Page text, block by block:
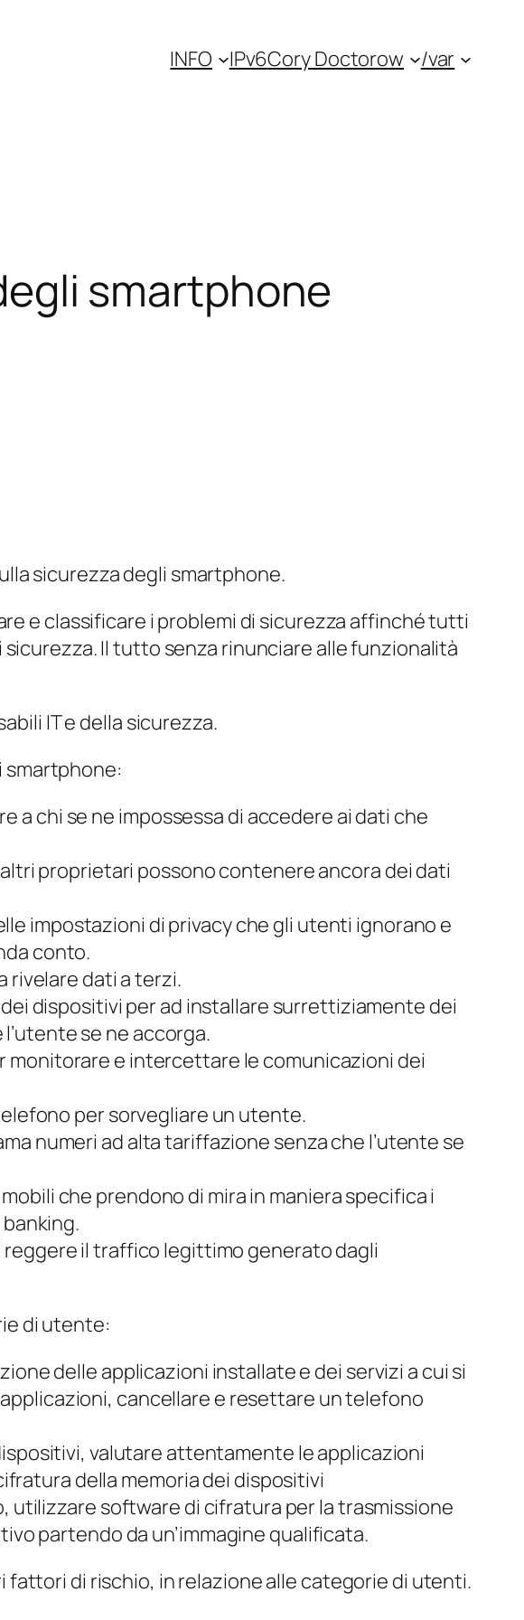
INFO IPv6Cory Doctorow /var
smartphone
sicurezza degli smartphone.
e classificare i problemi di sicurezza affinché tutti
Il tutto senza rinunciare alle funzionalità
IT e della sicurezza.
smartphone:
a chi se ne impossessa di accedere ai dati che
proprietari possono contenere ancora dei dati
impostazioni di privacy che gli utenti ignorano e
conto.
rivelare dati a terzi.
dispositivi per ad installare surrettiziamente dei
se ne accorga.
monitorare e intercettare le comunicazioni dei
per sorvegliare un utente.
numeri ad alta tariffazione senza che l’utente se
che prendono di mira in maniera specifica i
il traffico legittimo generato dagli
di utente:
delle applicazioni installate e dei servizi a cui si
cancellare e resettare un telefono
valutare attentamente le applicazioni
della memoria dei dispositivi
utilizzare software di cifratura per la trasmissione
partendo da un’immagine qualificata.
di rischio, in relazione alle categorie di utenti.